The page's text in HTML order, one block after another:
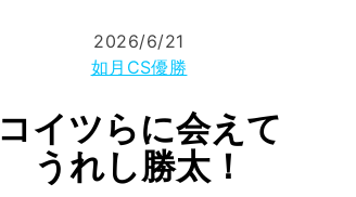
2026/6/21
如月CS優勝
コイツらに会えて
うれし勝太！